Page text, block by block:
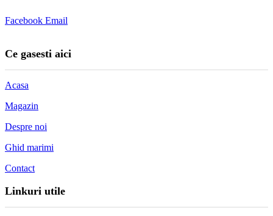
Facebook Email
Ce gasesti aici
Acasa
Magazin
Despre noi
Ghid marimi
Contact
Linkuri utile